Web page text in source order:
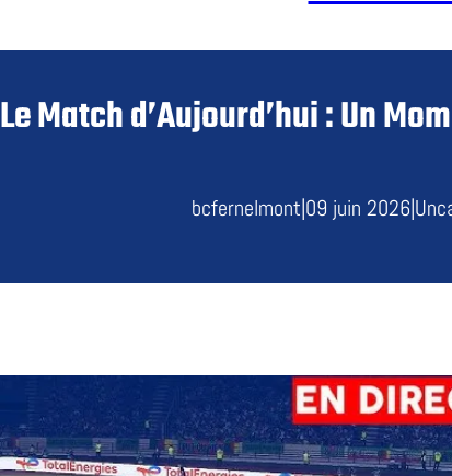
Le Match d’Aujourd’hui : Un
bcfernelmont|09 juin 2026|